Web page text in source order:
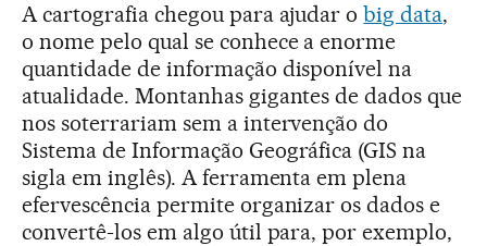
A cartografia chegou para ajudar obig data,
o nome pelo qual se conhece a enorme
quantidade de informação disponível na
atualidade. Montanhas gigantes de dados que
nos soterrariam sem a intervenção do
Sistema de Informação Geográfica (GIS na
sigla em inglês). A ferramenta em plena
efervescência permite organizar os dados e
convertê-los em algo útil para, por exemplo,